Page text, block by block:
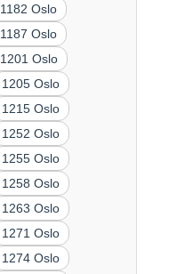
1182 Oslo
1187 Oslo
1201 Oslo
1205 Oslo
1215 Oslo
1252 Oslo
1255 Oslo
1258 Oslo
1263 Oslo
1271 Oslo
1274 Oslo